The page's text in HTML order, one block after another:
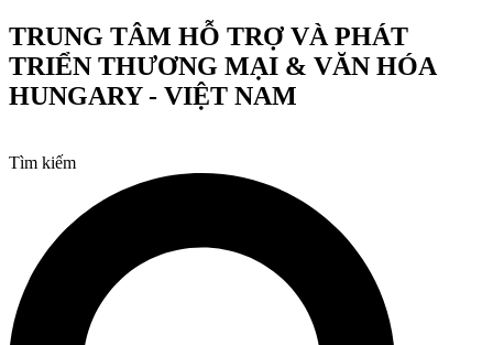
Chuyển
đến
nội
dung
TRUNG TÂM HỖ TRỢ VÀ PHÁT
TRIỂN THƯƠNG MẠI & VĂN HÓA
HUNGARY - VIỆT NAM
Tìm kiếm